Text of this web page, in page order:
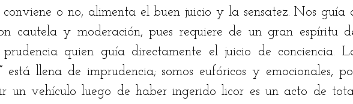
conviene o no, alimenta el buen juicio y la sensatez. Nos guía
cautela y moderación, pues requiere de un gran espíritu
está llena de imprudencia; somos eufóricos y emocionales,
un vehículo luego de haber ingerido licor es un acto de